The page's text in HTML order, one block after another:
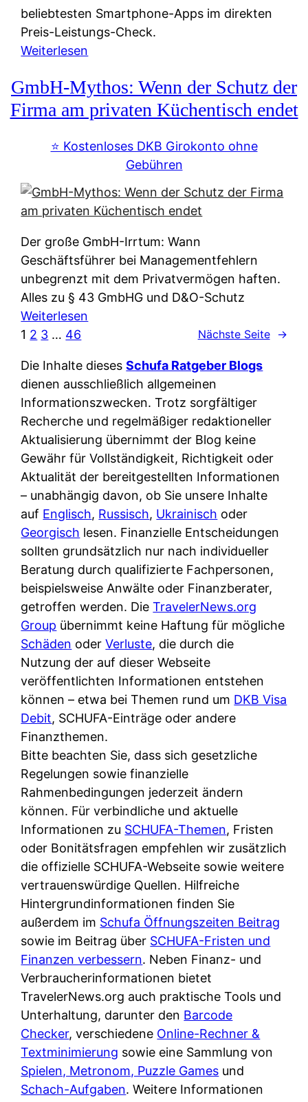
i
e
W
e
r
s
i
c
h
e
t
e
D
a
t
e
n
w
i
r
k
l
i
c
h
?
I
R
:
W
e
u
d
n
w
l
c
h
e
n
n
d
e
r
n
u
n
k
t
i
o
n
i
e
r
e
n
r
u
s
s
i
s
h
e
B
a
n
k
k
a
r
t
e
n
M
I
R
beliebtesten Smartphone-Apps im direkten
Preis-Leistungs-Check.
Weiterlesen
t
e
u
e
r
k
l
ä
u
e
r
A
p
p
&
O
n
l
i
n
e
:
W
a
s
i
s
t
w
i
r
k
l
i
c
h
k
o
s
t
e
n
l
o
s
u
n
d
w
GmbH-Mythos: Wenn der Schutz der
Firma am privaten Küchentisch endet
⭐️ Kostenloses DKB Girokonto ohne
Gebühren
Der große GmbH-Irrtum: Wann
Geschäftsführer bei Managementfehlern
unbegrenzt mit dem Privatvermögen haften.
Alles zu § 43 GmbHG und D&O-Schutz
Weiterlesen
b
H
-
M
y
t
h
o
s
:
W
e
n
n
d
e
r
S
c
h
u
t
z
d
e
r
F
i
r
m
a
a
m
p
r
i
v
a
t
e
1 2 3 … 46 Nächste Seite →
Die Inhalte diesesSchufa Ratgeber Blogs
dienen ausschließlich allgemeinen
Informationszwecken. Trotz sorgfältiger
Recherche und regelmäßiger redaktioneller
Aktualisierung übernimmt der Blog keine
Gewähr für Vollständigkeit, Richtigkeit oder
Aktualität der bereitgestellten Informationen
– unabhängig davon, ob Sie unsere Inhalte
auf Englisch, Russisch, Ukrainisch oder
Georgisch lesen. Finanzielle Entscheidungen
sollten grundsätzlich nur nach individueller
Beratung durch qualifizierte Fachpersonen,
beispielsweise Anwälte oder Finanzberater,
getroffen werden. DieTravelerNews.org
Group übernimmt keine Haftung für mögliche
Schäden oderVerluste, die durch die
Nutzung der auf dieser Webseite
veröffentlichten Informationen entstehen
können – etwa bei Themen rund um DKB Visa
Debit, SCHUFA-Einträge oder andere
Finanzthemen.
Bitte beachten Sie, dass sich gesetzliche
Regelungen sowie finanzielle
Rahmenbedingungen jederzeit ändern
können. Für verbindliche und aktuelle
Informationen zu SCHUFA-Themen, Fristen
oder Bonitätsfragen empfehlen wir zusätzlich
die offizielle SCHUFA-Webseite sowie weitere
vertrauenswürdige Quellen. Hilfreiche
Hintergrundinformationen finden Sie
außerdem im Schufa Öffnungszeiten Beitrag
sowie im Beitrag über SCHUFA-Fristen und
Finanzen verbessern. Neben Finanz- und
Verbraucherinformationen bietet
TravelerNews.org auch praktische Tools und
Unterhaltung, darunter den Barcode
Checker, verschiedene Online-Rechner &
Textminimierung sowie eine Sammlung von
Spielen, Metronom, Puzzle Games und
Schach-Aufgaben. Weitere Informationen